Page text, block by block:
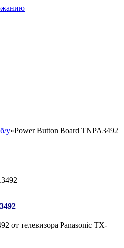
у»Power Button Board TNPA3492
от телевизора Panasonic TX-